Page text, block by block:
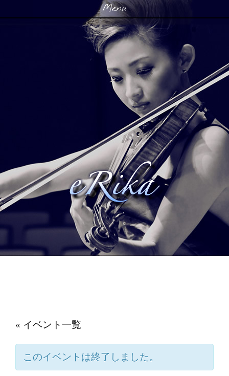
Menu
« イベント一覧
このイベントは終了しました。